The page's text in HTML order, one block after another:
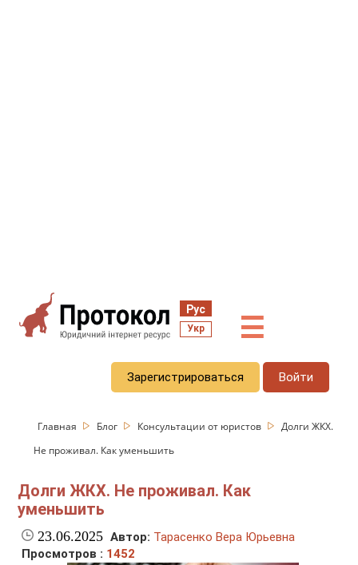
Рус
Укр ☰
Зарегистрироваться Войти
Главная Блог Консультации от юристов
Долги ЖКХ.
Не проживал. Как уменьшить
Долги ЖКХ. Не проживал. Как
уменьшить
23.06.2025 Автор: Тарасенко Вера Юрьевна
Просмотров : 1452